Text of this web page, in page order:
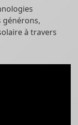
à travers